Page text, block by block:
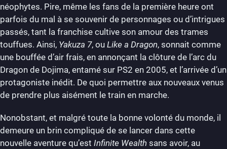
néophytes. Pire, même les fans de la première heure ont
parfois du mal à se souvenir de personnages ou d’intrigues
passés, tant la franchise cultive son amour des trames
touffues. Ainsi, Yakuza 7, ou Like a Dragon, sonnait comme
une bouffée d’air frais, en annonçant la clôture de l’arc du
Dragon de Dojima, entamé sur PS2 en 2005, et l’arrivée d’un
protagoniste inédit. De quoi permettre aux nouveaux venus
de prendre plus aisément le train en marche.
Nonobstant, et malgré toute la bonne volonté du monde, il
demeure un brin compliqué de se lancer dans cette
nouvelle aventure qu’est Infinite Wealth sans avoir, au